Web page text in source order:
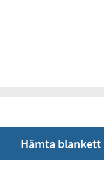
Hämta blankett